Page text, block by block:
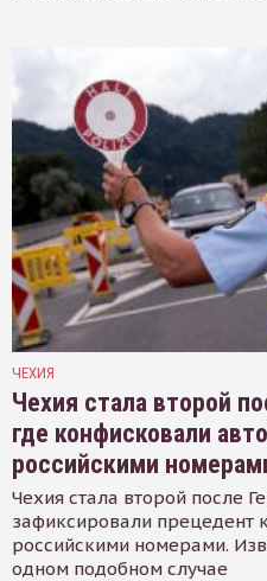
ЧЕХИЯ
Чехия стала второй
где конфисковали
российскими
Чехия стала второй после
зафиксировали прецедент
российскими номерами.
одном подобном случае